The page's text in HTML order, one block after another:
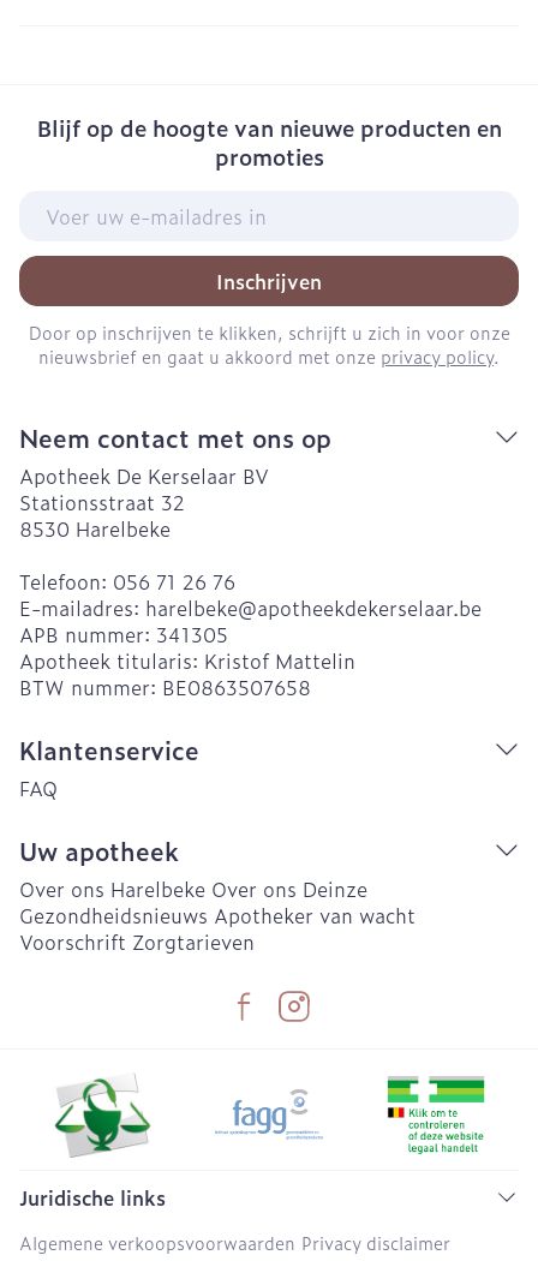
Blijf op de hoogte van nieuwe producten en
promoties
Inschrijven
Door op inschrijven te klikken, schrijft u zich in voor onze
nieuwsbrief en gaat u akkoord met onze privacy policy.
Neem contact met ons op
Apotheek De Kerselaar BV
Stationsstraat 32
8530 Harelbeke
Telefoon: 056 71 26 76
E-mailadres: harelbeke@apotheekdekerselaar.be
APB nummer: 341305
Apotheek titularis: Kristof Mattelin
BTW nummer: BE0863507658
Klantenservice
FAQ
Uw apotheek
Over ons Harelbeke Over ons Deinze
Gezondheidsnieuws Apotheker van wacht
Voorschrift Zorgtarieven
Juridische links
Algemene verkoopsvoorwaarden Privacy disclaimer